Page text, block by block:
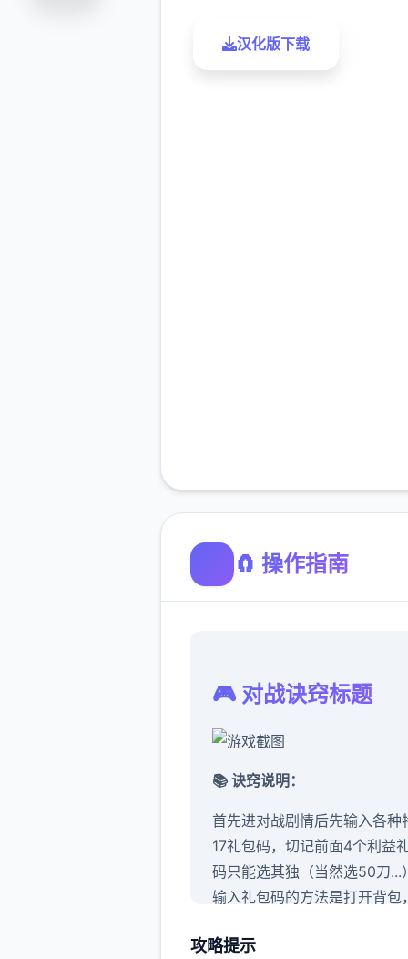
汉化版下载
🧲 操作指南
🎮 对战诀窍标题
📚 诀窍说明：
首先进对战剧情后先输入各种
17礼包码，切记前面4个利益
码只能选其独（当然选50刀...
输入礼包码的方法是打开背包
大海量数人应该都有，我会把
攻略提示